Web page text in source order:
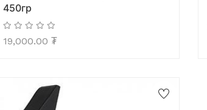
450гр
19,000.00 ₮